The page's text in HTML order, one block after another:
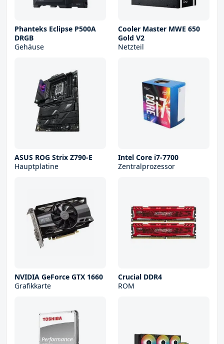
Phanteks Eclipse P500A
DRGB
Gehäuse
Cooler Master MWE 650
Gold V2
Netzteil
ASUS ROG Strix Z790-E
Hauptplatine
Intel Core i7-7700
Zentralprozessor
NVIDIA GeForce GTX 1660
Grafikkarte
Crucial DDR4
ROM